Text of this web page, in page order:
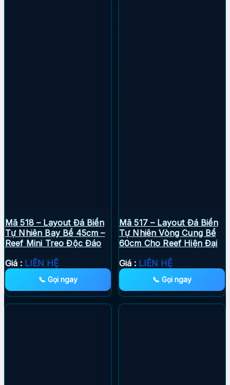
Mã 518 – Layout Đá Biển
Tự Nhiên Bay Bể 45cm –
Reef Mini Treo Độc Đáo
Giá : LIÊN HỆ
📞 Gọi ngay
Mã 517 – Layout Đá Biển
Tự Nhiên Vòng Cung Bể
60cm Cho Reef Hiện Đại
Giá : LIÊN HỆ
📞 Gọi ngay